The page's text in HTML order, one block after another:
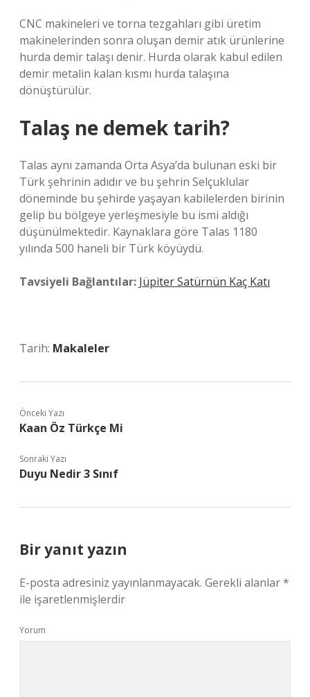
CNC makineleri ve torna tezgahları gibi üretim
makinelerinden sonra oluşan demir atık ürünlerine
hurda demir talaşı denir. Hurda olarak kabul edilen
demir metalin kalan kısmı hurda talaşına
dönüştürülür.
Talaş ne demek tarih?
Talas aynı zamanda Orta Asya’da bulunan eski bir
Türk şehrinin adıdır ve bu şehrin Selçuklular
döneminde bu şehirde yaşayan kabilelerden birinin
gelip bu bölgeye yerleşmesiyle bu ismi aldığı
düşünülmektedir. Kaynaklara göre Talas 1180
yılında 500 haneli bir Türk köyüydü.
Tavsiyeli Bağlantılar: Jüpiter Satürnün Kaç Katı
Tarih: Makaleler
Önceki Yazı
Kaan Öz Türkçe Mi
Sonraki Yazı
Duyu Nedir 3 Sınıf
Bir yanıt yazın
E-posta adresiniz yayınlanmayacak. Gerekli alanlar*
ile işaretlenmişlerdir
Yorum